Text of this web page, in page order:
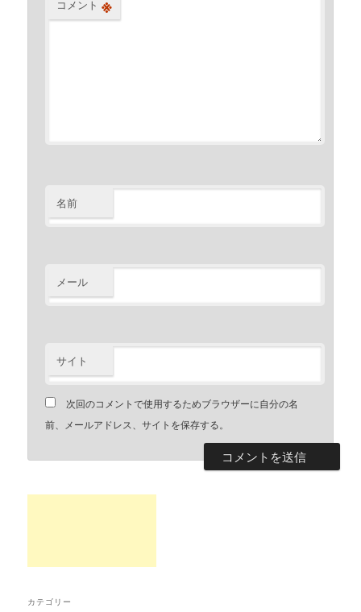
コメント
名前
メール
サイト
次回のコメントで使用するためブラウザーに自分の名
前、メールアドレス、サイトを保存する。
カテゴリー